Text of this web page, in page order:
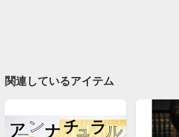
関連しているアイテム